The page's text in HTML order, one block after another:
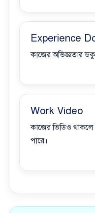
Experience
কাজের অভিজ্ঞতার
Work Video
কাজের ভিডিও থাকলে
পারে।